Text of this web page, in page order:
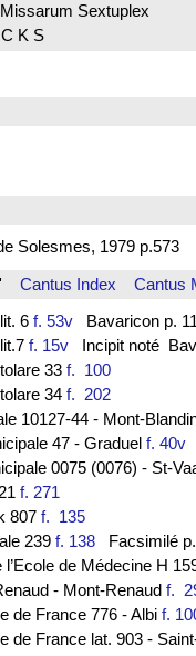
Sextuplex
K S
Solesmes, 1979 p.573
Cantus Index
Cantus
6 f. 53vBavaricon p.
f. 15vIncipit noté
33 f. 100
34 f. 202
10127-44 - Mont-
47 - Graduel f. 40v
0075 (0076) - St-
f. 271
807 f. 135
239 f. 138Facsimilé p.
de Médecine H
- Mont-Renaud f.
de France 776 - Albi f.
de France lat. 903 -